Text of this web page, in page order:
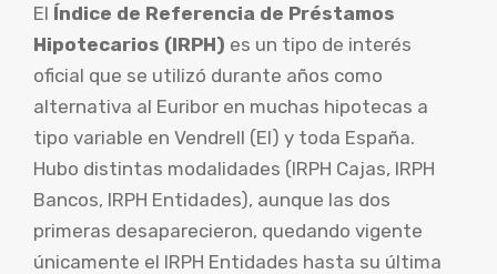
El Índice de Referencia de Préstamos
Hipotecarios (IRPH) es un tipo de interés
oficial que se utilizó durante años como
alternativa al Euribor en muchas hipotecas a
tipo variable en Vendrell (El) y toda España.
Hubo distintas modalidades (IRPH Cajas, IRPH
Bancos, IRPH Entidades), aunque las dos
primeras desaparecieron, quedando vigente
únicamente el IRPH Entidades hasta su última